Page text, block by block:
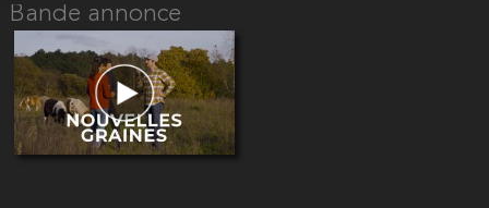
Bande annonce